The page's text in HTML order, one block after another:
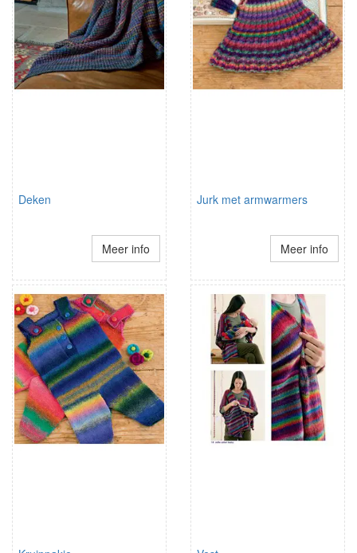
Deken
Meer info
Jurk met armwarmers
Meer info